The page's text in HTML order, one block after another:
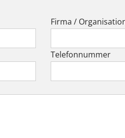
Pflichtfeld
Firma /
Telefonnummer